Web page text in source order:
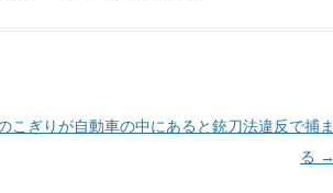
こぎりが自動車の中にあると銃刀法違反で捕ま
る →